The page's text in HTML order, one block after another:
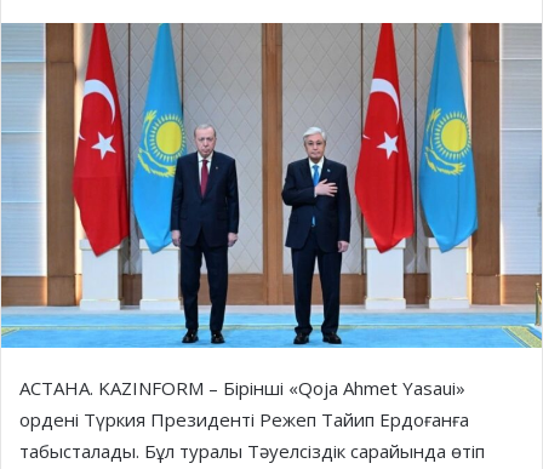
АСТАНА. KAZINFORM – Бірінші «Qoja Ahmet Yasaui»
ордені Түркия Президенті Режеп Тайип Ердоғанға
табысталады. Бұл туралы Тәуелсіздік сарайында өтіп